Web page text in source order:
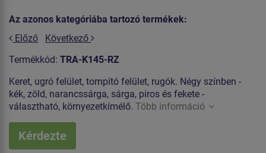
Az azonos kategóriába tartozó termékek:
Előző
Következő
Termékkód: TRA-K145-RZ
Keret, ugró felület, tompító felület, rugók. Négy színben -
kék, zöld, narancssárga, sárga, piros és fekete -
választható, környezetkímélő. Több információ
Kérdezte